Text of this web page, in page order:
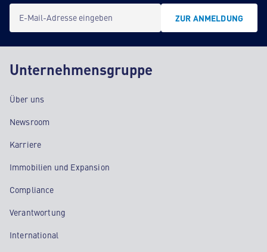
E-Mail-Adresse eingeben ZUR ANMELDUNG
Unternehmensgruppe
Über uns
Newsroom
Karriere
Immobilien und Expansion
Compliance
Verantwortung
International